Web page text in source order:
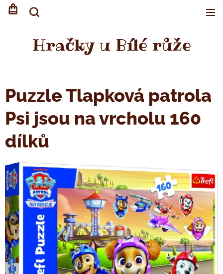
Hračky u Bílé růže
Puzzle Tlapková patrola
Psi jsou na vrcholu 160
dílků